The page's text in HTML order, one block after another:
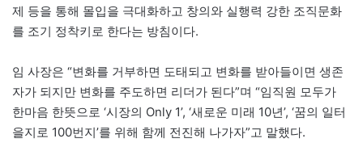
제 등을 통해 몰입을 극대화하고 창의와 실행력 강한 조직문화
를 조기 정착키로 한다는 방침이다.
임 사장은 “변화를 거부하면 도태되고 변화를 받아들이면 생존
자가 되지만 변화를 주도하면 리더가 된다”며 “임직원 모두가
한마음 한뜻으로 ‘시장의 Only 1’, ‘새로운 미래 10년’, ‘꿈의 일터
을지로 100번지’를 위해 함께 전진해 나가자”고 말했다.